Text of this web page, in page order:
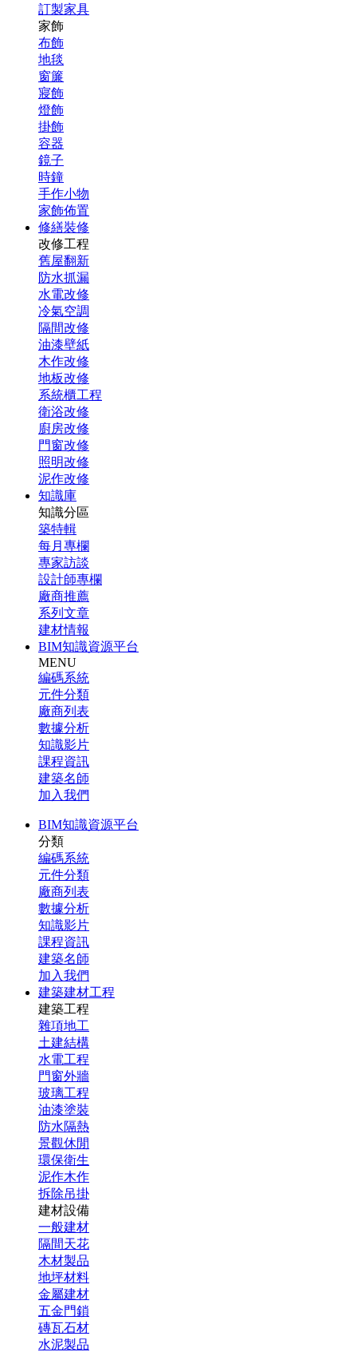
訂製家具
家飾
布飾
地毯
窗簾
寢飾
燈飾
掛飾
容器
鏡子
時鐘
手作小物
家飾佈置
修繕裝修
改修工程
舊屋翻新
防水抓漏
水電改修
冷氣空調
隔間改修
油漆壁紙
木作改修
地板改修
系統櫃工程
衛浴改修
廚房改修
門窗改修
照明改修
泥作改修
知識庫
知識分區
築特輯
每月專欄
專家訪談
設計師專欄
廠商推薦
系列文章
建材情報
BIM知識資源平台
MENU
編碼系統
元件分類
廠商列表
數據分析
知識影片
課程資訊
建築名師
加入我們
BIM知識資源平台
分類
編碼系統
元件分類
廠商列表
數據分析
知識影片
課程資訊
建築名師
加入我們
建築建材工程
建築工程
雜項地工
土建結構
水電工程
門窗外牆
玻璃工程
油漆塗裝
防水隔熱
景觀休閒
環保衛生
泥作木作
拆除吊掛
建材設備
一般建材
隔間天花
木材製品
地坪材料
金屬建材
五金門鎖
磚瓦石材
水泥製品